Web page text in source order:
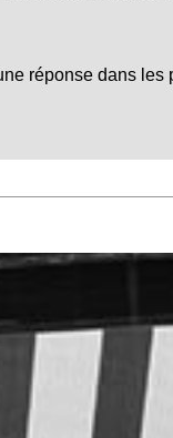
réponse dans les